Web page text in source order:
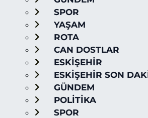
SPOR
YAŞAM
ROTA
CAN DOSTLAR
ESKİŞEHİR
ESKİŞEHİR SON
GÜNDEM
POLİTİKA
SPOR